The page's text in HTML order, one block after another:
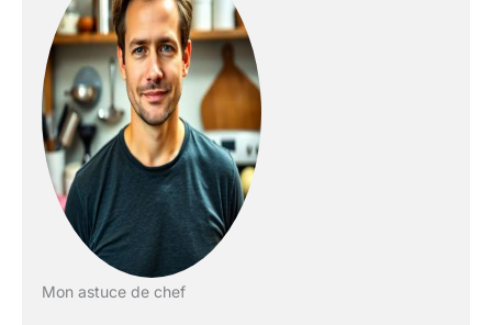
Mon astuce de chef